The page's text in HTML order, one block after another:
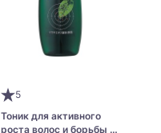
5
Тоник для активного
роста волос и борьбы с